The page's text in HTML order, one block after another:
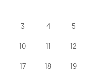
3 4 5
10 11 12
17 18 19